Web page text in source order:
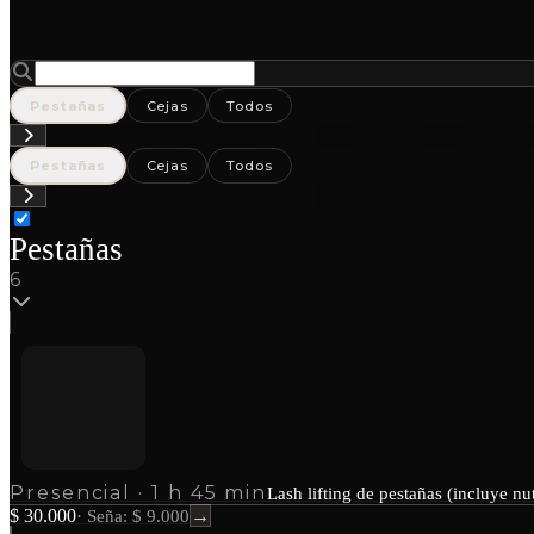
Pestañas Cejas Todos
Pestañas Cejas Todos
Pestañas
6
Presencial · 1 h 45 minLash lifting de pestañas (incluye
$ 30.000· Seña: $ 9.000 →